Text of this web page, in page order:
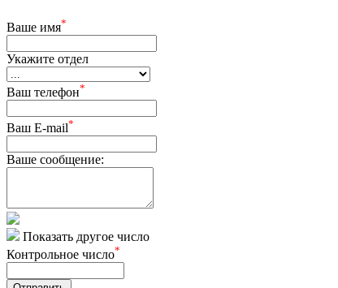
Ваше имя*
Укажите отдел
Ваш телефон*
Ваш E-mail*
Ваше сообщение:
Показать другое число
Контрольное число*